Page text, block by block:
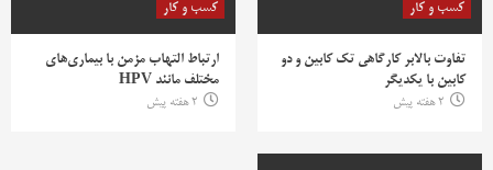
کسب و کار
تفاوت بالابر کارگاهی تک کابین و دو
کابین با یکدیگر
2 هفته پیش
کسب و کار
ارتباط التهاب مزمن با بیماری‌های
مختلف مانند HPV
2 هفته پیش